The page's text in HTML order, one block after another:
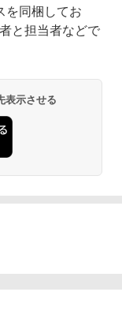
を同梱してお
と担当者などで
表示させる